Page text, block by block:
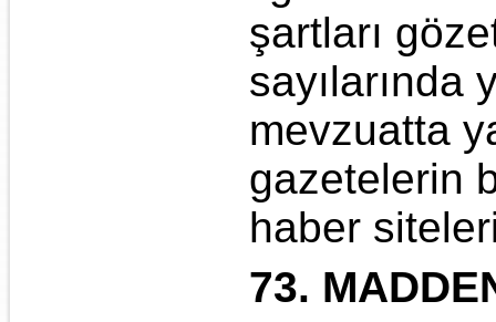
şartları
sayılarında
mevzuatta
gazetelerin
haber
73.